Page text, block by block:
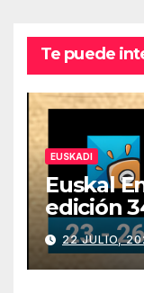
Te puede
EUSKADI
Euskal
edición
julio
22 JULIO,